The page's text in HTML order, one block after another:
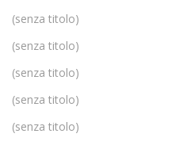
(senza titolo)
(senza titolo)
(senza titolo)
(senza titolo)
(senza titolo)